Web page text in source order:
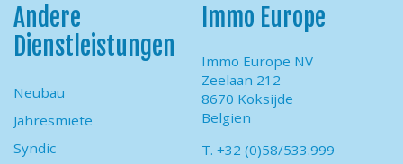
Andere
Dienstleistungen
Neubau
Jahresmiete
Syndic
Immo Europe
Immo Europe NV
Zeelaan 212
8670 Koksijde
Belgien
T. +32 (0)58/533.999